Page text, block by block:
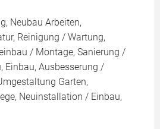
Neubau Arbeiten,
Reinigung / Wartung,
/ Montage, Sanierung /
Einbau, Ausbesserung /
Garten,
Neuinstallation / Einbau,